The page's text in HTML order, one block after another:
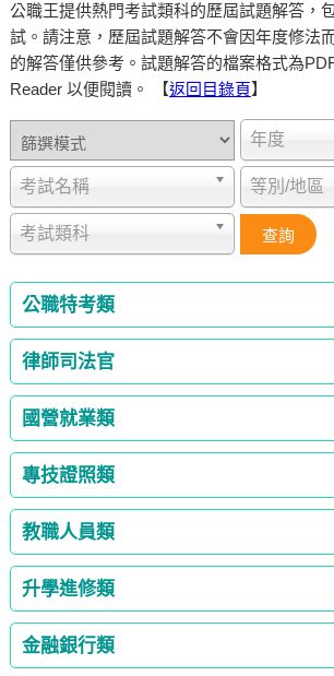
公職王提供熱門考試類科的歷屆試題解答，
試。請注意，歷屆試題解答不會因年度修法
的解答僅供參考。試題解答的檔案格式為
Reader 以便閱讀。 【返回目錄頁】
年度
考試名稱 等別/地區
考試類科
公職特考類
律師司法官
國營就業類
專技證照類
教職人員類
升學進修類
金融銀行類